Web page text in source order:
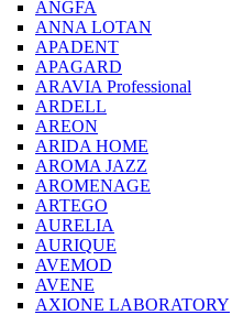
ANGFA
ANNA LOTAN
APADENT
APAGARD
ARAVIA Professional
ARDELL
AREON
ARIDA HOME
AROMA JAZZ
AROMENAGE
ARTEGO
AURELIA
AURIQUE
AVEMOD
AVENE
AXIONE LABORATORY